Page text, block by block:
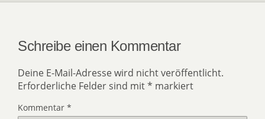
Schreibe einen Kommentar
Deine E-Mail-Adresse wird nicht veröffentlicht.
Erforderliche Felder sind mit* markiert
Kommentar *